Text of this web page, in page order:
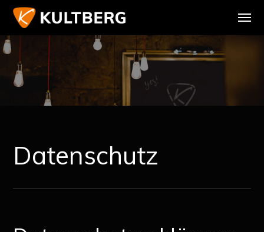
Datenschutz